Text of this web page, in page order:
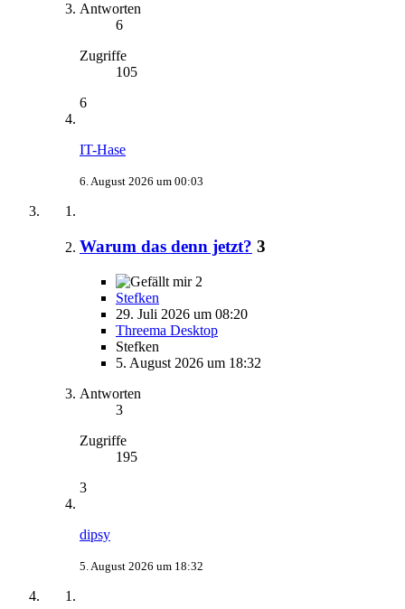
Antworten
6
Zugriffe
105
6
IT-Hase
6. August 2026 um 00:03
Warum das denn jetzt? 3
2
Stefken
29. Juli 2026 um 08:20
Threema Desktop
Stefken
5. August 2026 um 18:32
Antworten
3
Zugriffe
195
3
dipsy
5. August 2026 um 18:32